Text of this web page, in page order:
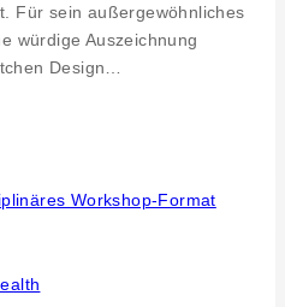
Für sein außergewöhnliches
würdige Auszeichnung
Design…